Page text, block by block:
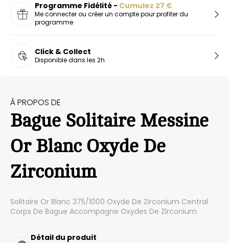
Programme Fidélité - Cumulez 27 €
Me connecter ou créer un compte pour profiter du
programme
Click & Collect
Disponible dans les 2h
À PROPOS DE
Bague Solitaire Messine
Or Blanc Oxyde De
Zirconium
Solitaire Or Blanc 375/1000 Oxyde De Zirconium Central
Corps De Bague Accompagne Oxydes De Zirconium
Détail du produit